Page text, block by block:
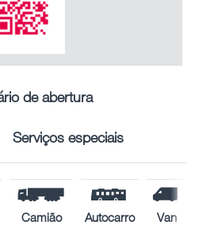
de abertura
Serviços especiais
Camião Autocarro
Van